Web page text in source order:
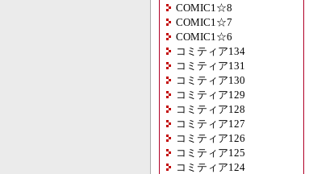
COMIC1☆8
COMIC1☆7
COMIC1☆6
コミティア134
コミティア131
コミティア130
コミティア129
コミティア128
コミティア127
コミティア126
コミティア125
コミティア124